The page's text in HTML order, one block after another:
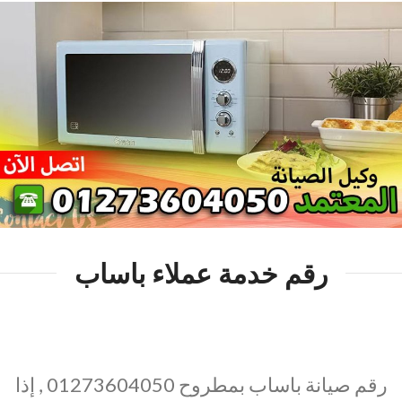
رقم خدمة عملاء باساب
رقم صيانة باساب بمطروح 01273604050 , إذا